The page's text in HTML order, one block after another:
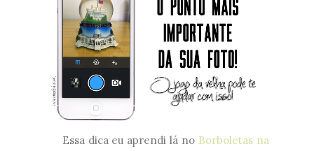
Essa dica eu aprendi lá no Borboletas na